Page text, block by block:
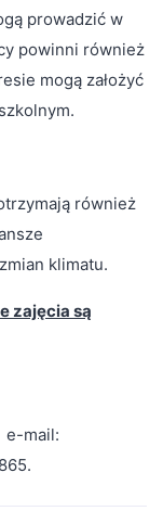
prowadzić w
powinni również
mogą założyć
również
klimatu.
zajęcia są
e-mail: